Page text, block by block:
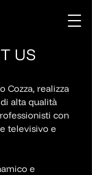
US
Cozza, realizza
alta qualità
con
televisivo e
e